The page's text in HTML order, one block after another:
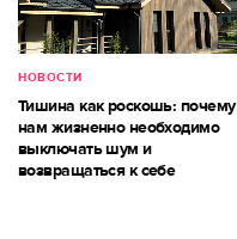
НОВОСТИ
Тишина как роскошь: почему
нам жизненно необходимо
выключать шум и
возвращаться к себе